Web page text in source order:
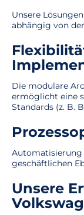
Unsere
abhängig von
Die modulare
ermöglicht eine
Standards (z. B.
Automatisierung
geschäftlichen
Unsere